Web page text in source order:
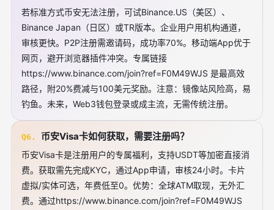
若标准方式币安无法注册，可试Binance.US（美区）、
Binance Japan（日区）或TR版本。企业用户用机构通道，
审核更快。P2P注册需邀请码，成功率70%。移动端App优于
网页，避开浏览器插件冲突。专属链接
https://www.binance.com/join?ref=F0M49WJS 是最高效
路径，附20%费减与100美元奖励。注意：镜像站风险高，易
钓鱼。未来，Web3钱包登录或成主流，无需传统注册。
Q6. 币安Visa卡如何获取，需要注册吗？
币安Visa卡是注册用户的专属福利，支持USDT等加密直接消
费。获取需先完成KYC，通过App申请，审核24小时。卡片
虚拟/实体可选，年费低至0。优势：全球ATM取现，无外汇
费。通过https://www.binance.com/join?ref=F0M49WJS